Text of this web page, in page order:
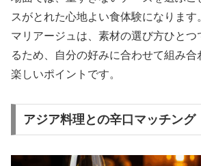
スがとれた心地よい食体験になりま
マリアージュは、素材の選び方ひとつ
るため、自分の好みに合わせて組み合
楽しいポイントです。
アジア料理との辛口マッチング